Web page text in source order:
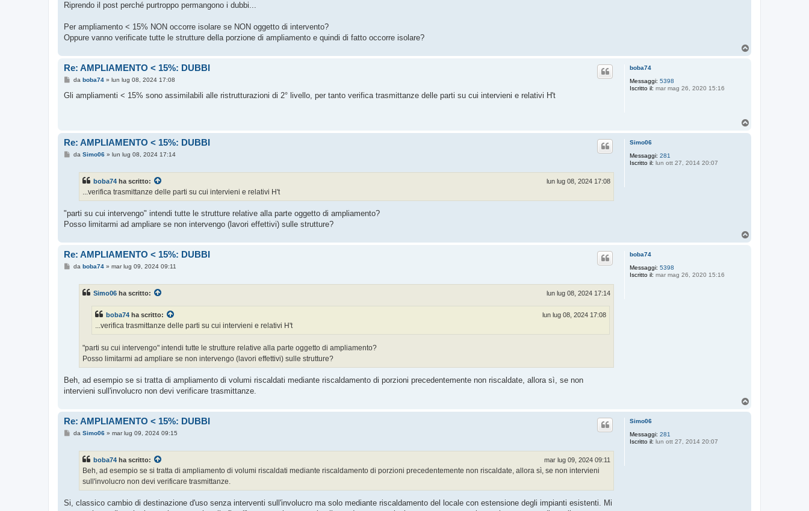
Riprendo il post perché purtroppo permangono i dubbi...
Per ampliamento < 15% NON occorre isolare se NON oggetto di intervento?
Oppure vanno verificate tutte le strutture della porzione di ampliamento e quindi di fatto occorre isolare?
boba74
Messaggi: 5398
Iscritto il: mar mag 26, 2020 15:16
Re: AMPLIAMENTO < 15%: DUBBI
M
s
da boba74» lun lug 08, 2024 17:08
Gli ampliamenti < 15% sono assimilabili alle ristrutturazioni di 2° livello, per tanto verifica trasmittanze delle parti su cui intervieni e relativi H't
Simo06
Messaggi: 281
Iscritto il: lun ott 27, 2014 20:07
Re: AMPLIAMENTO < 15%: DUBBI
M
o
da Simo06» lun lug 08, 2024 17:14
boba74 ha scritto: lun lug 08, 2024 17:08
...verifica trasmittanze delle parti su cui intervieni e relativi H't
"parti su cui intervengo" intendi tutte le strutture relative alla parte oggetto di ampliamento?
Posso limitarmi ad ampliare se non intervengo (lavori effettivi) sulle strutture?
boba74
Messaggi: 5398
Iscritto il: mar mag 26, 2020 15:16
Re: AMPLIAMENTO < 15%: DUBBI
Mda boba74» mar lug 09, 2024 09:11
Simo06 ha scritto: lun lug 08, 2024 17:14
boba74 ha scritto: lun lug 08, 2024 17:08
...verifica trasmittanze delle parti su cui intervieni e relativi H't
"parti su cui intervengo" intendi tutte le strutture relative alla parte oggetto di ampliamento?
Posso limitarmi ad ampliare se non intervengo (lavori effettivi) sulle strutture?
Beh, ad esempio se si tratta di ampliamento di volumi riscaldati mediante riscaldamento di porzioni precedentemente non riscaldate, allora sì, se non
intervieni sull'involucro non devi verificare trasmittanze.
Simo06
Messaggi: 281
Iscritto il: lun ott 27, 2014 20:07
Re: AMPLIAMENTO < 15%: DUBBI
Mda Simo06» mar lug 09, 2024 09:15
boba74 ha scritto: mar lug 09, 2024 09:11
Beh, ad esempio se si tratta di ampliamento di volumi riscaldati mediante riscaldamento di porzioni precedentemente non riscaldate, allora sì, se non intervieni
sull'involucro non devi verificare trasmittanze.
Si, classico cambio di destinazione d'uso senza interventi sull'involucro ma solo mediante riscaldamento del locale con estensione degli impianti esistenti. Mi